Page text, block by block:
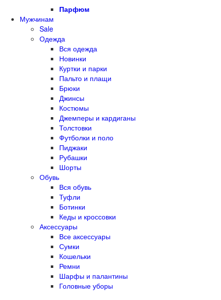
Парфюм
Мужчинам
Sale
Одежда
Вся одежда
Новинки
Куртки и парки
Пальто и плащи
Брюки
Джинсы
Костюмы
Джемперы и кардиганы
Толстовки
Футболки и поло
Пиджаки
Рубашки
Шорты
Обувь
Вся обувь
Туфли
Ботинки
Кеды и кроссовки
Аксессуары
Все аксессуары
Сумки
Кошельки
Ремни
Шарфы и палантины
Головные уборы